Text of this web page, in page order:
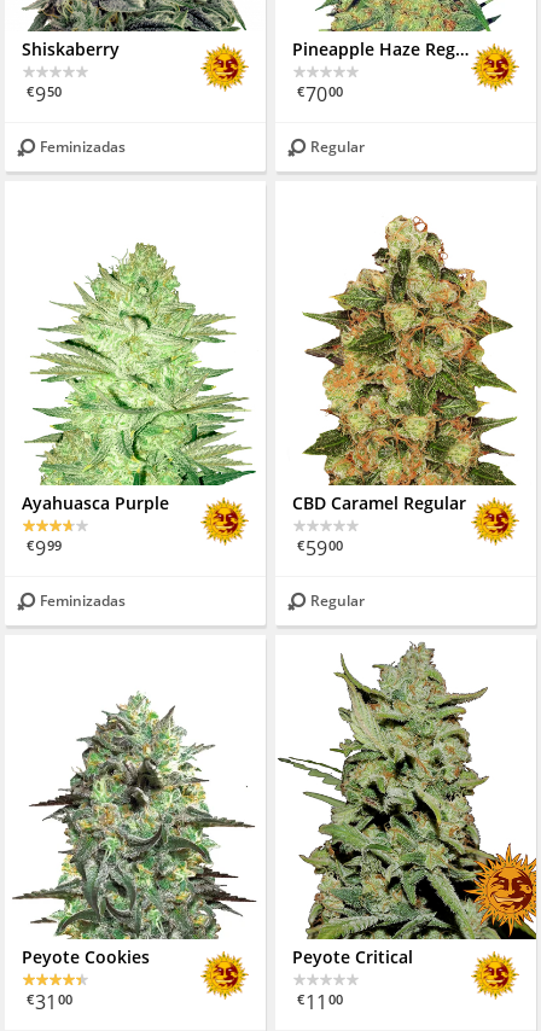
Shiskaberry
€950
Feminizadas
Pineapple Haze Regular
€7000
Regular
Ayahuasca Purple
€999
Feminizadas
CBD Caramel Regular
€5900
Regular
Peyote Cookies
€31 00
Peyote Critical
€11 00